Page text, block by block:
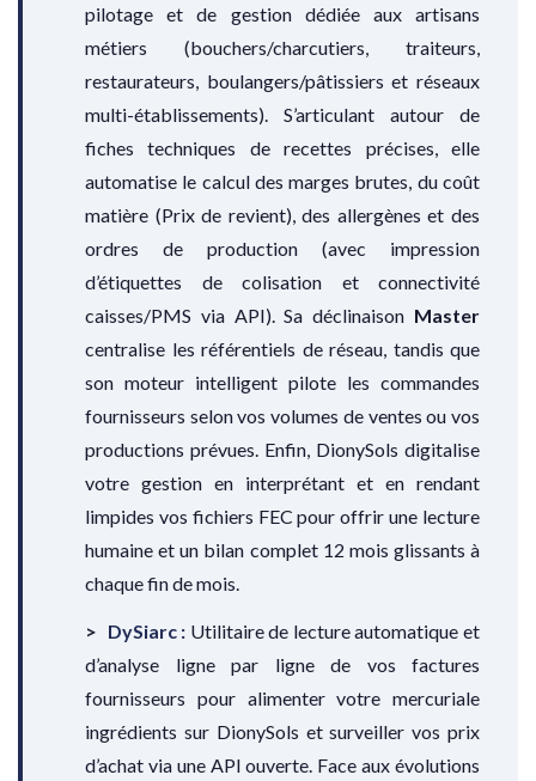
pilotage et de gestion dédiée aux artisans
métiers (bouchers/charcutiers, traiteurs,
restaurateurs, boulangers/pâtissiers et réseaux
multi-établissements). S’articulant autour de
fiches techniques de recettes précises, elle
automatise le calcul des marges brutes, du coût
matière (Prix de revient), des allergènes et des
ordres de production (avec impression
d’étiquettes de colisation et connectivité
caisses/PMS via API). Sa déclinaison Master
centralise les référentiels de réseau, tandis que
son moteur intelligent pilote les commandes
fournisseurs selon vos volumes de ventes ou vos
productions prévues. Enfin, DionySols digitalise
votre gestion en interprétant et en rendant
limpides vos fichiers FEC pour offrir une lecture
humaine et un bilan complet 12 mois glissants à
chaque fin de mois.
DySiarc : Utilitaire de lecture automatique et
d’analyse ligne par ligne de vos factures
fournisseurs pour alimenter votre mercuriale
ingrédients sur DionySols et surveiller vos prix
d’achat via une API ouverte. Face aux évolutions